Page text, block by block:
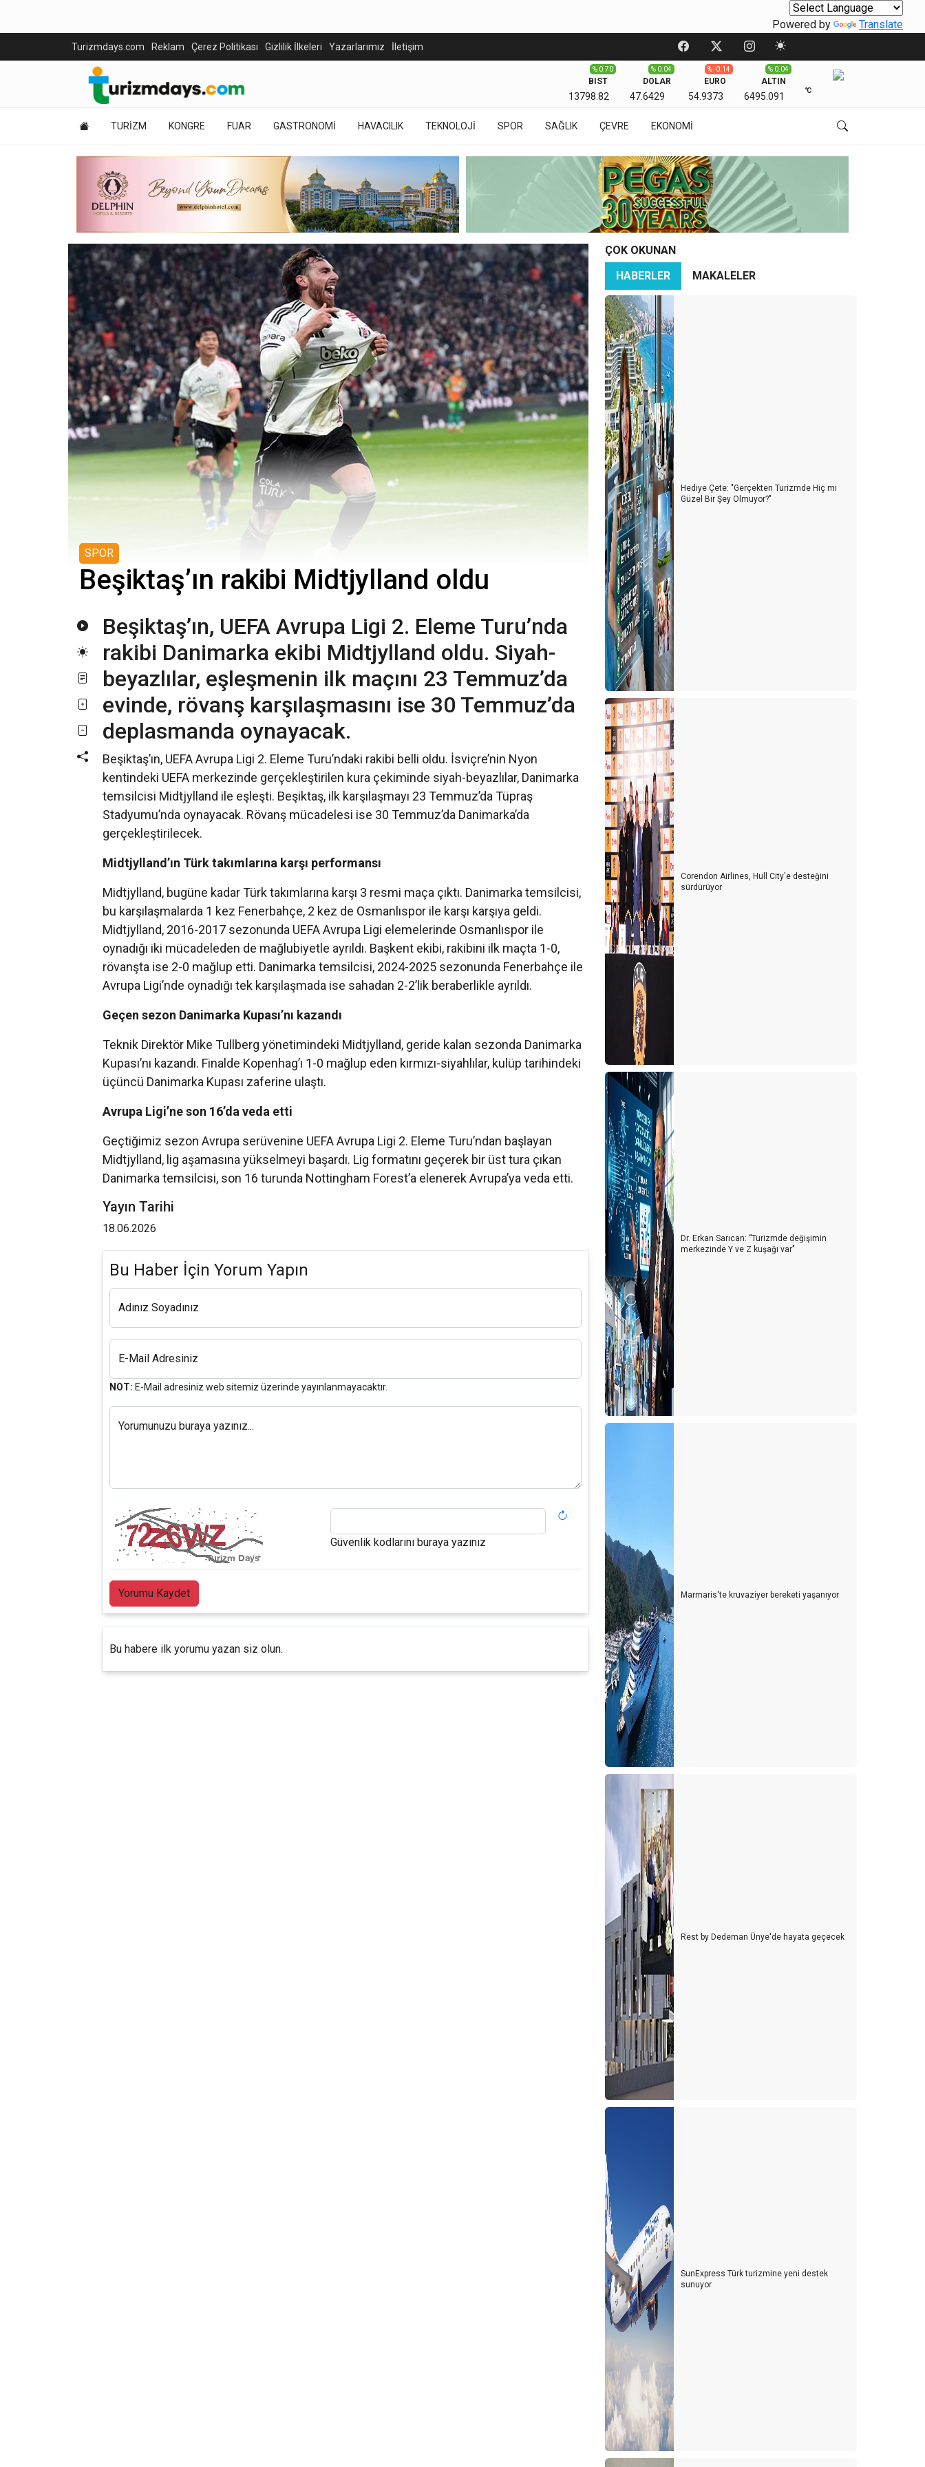
Powered by Translate
Turizmdays.com Reklam Çerez Politikası Gizlilik İlkeleri Yazarlarımız İletişim
BIST
13798.82
% 0.70
DOLAR
47.6429
% 0.04
EURO
54.9373
% -0.14
ALTIN
6495.091
% 0.04
℃
TURİZM KONGRE FUAR GASTRONOMİ HAVACILIK TEKNOLOJİ SPOR SAĞLIK ÇEVRE EKONOMİ
SPOR
Beşiktaş’ın rakibi Midtjylland oldu
Beşiktaş’ın, UEFA Avrupa Ligi 2. Eleme Turu’nda
rakibi Danimarka ekibi Midtjylland oldu. Siyah-
beyazlılar, eşleşmenin ilk maçını 23 Temmuz’da
evinde, rövanş karşılaşmasını ise 30 Temmuz’da
deplasmanda oynayacak.
Beşiktaş’ın, UEFA Avrupa Ligi 2. Eleme Turu’ndaki rakibi belli oldu. İsviçre’nin Nyon
kentindeki UEFA merkezinde gerçekleştirilen kura çekiminde siyah-beyazlılar, Danimarka
temsilcisi Midtjylland ile eşleşti. Beşiktaş, ilk karşılaşmayı 23 Temmuz’da Tüpraş
Stadyumu’nda oynayacak. Rövanş mücadelesi ise 30 Temmuz’da Danimarka’da
gerçekleştirilecek.
Midtjylland’ın Türk takımlarına karşı performansı
Midtjylland, bugüne kadar Türk takımlarına karşı 3 resmi maça çıktı. Danimarka temsilcisi,
bu karşılaşmalarda 1 kez Fenerbahçe, 2 kez de Osmanlıspor ile karşı karşıya geldi.
Midtjylland, 2016-2017 sezonunda UEFA Avrupa Ligi elemelerinde Osmanlıspor ile
oynadığı iki mücadeleden de mağlubiyetle ayrıldı. Başkent ekibi, rakibini ilk maçta 1-0,
rövanşta ise 2-0 mağlup etti. Danimarka temsilcisi, 2024-2025 sezonunda Fenerbahçe ile
Avrupa Ligi’nde oynadığı tek karşılaşmada ise sahadan 2-2’lik beraberlikle ayrıldı.
Geçen sezon Danimarka Kupası’nı kazandı
Teknik Direktör Mike Tullberg yönetimindeki Midtjylland, geride kalan sezonda Danimarka
Kupası’nı kazandı. Finalde Kopenhag’ı 1-0 mağlup eden kırmızı-siyahlılar, kulüp tarihindeki
üçüncü Danimarka Kupası zaferine ulaştı.
Avrupa Ligi’ne son 16’da veda etti
Geçtiğimiz sezon Avrupa serüvenine UEFA Avrupa Ligi 2. Eleme Turu’ndan başlayan
Midtjylland, lig aşamasına yükselmeyi başardı. Lig formatını geçerek bir üst tura çıkan
Danimarka temsilcisi, son 16 turunda Nottingham Forest’a elenerek Avrupa’ya veda etti.
Yayın Tarihi
18.06.2026
Bu Haber İçin Yorum Yapın
Adınız Soyadınız
E-Mail Adresiniz
NOT: E-Mail adresiniz web sitemiz üzerinde yayınlanmayacaktır.
Yorumunuzu buraya yazınız...
Güvenlik kodlarını buraya yazınız
Yorumu Kaydet
Bu habere ilk yorumu yazan siz olun.
ÇOK OKUNAN
HABERLER
MAKALELER
Hediye Çete: "Gerçekten Turizmde Hiç mi
Güzel Bir Şey Olmuyor?"
Corendon Airlines, Hull City'e desteğini
sürdürüyor
Dr. Erkan Sarıcan: ‘’Turizmde değişimin
merkezinde Y ve Z kuşağı var’’
Marmaris'te kruvaziyer bereketi yaşanıyor
Rest by Dedeman Ünye'de hayata geçecek
SunExpress Türk turizmine yeni destek
sunuyor